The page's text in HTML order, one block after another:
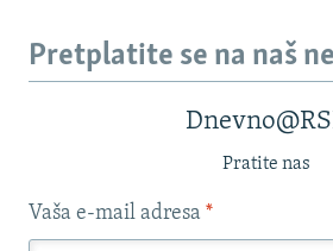
Pretplatite se na naš
Pratite nas
Vaša e-mail adresa *